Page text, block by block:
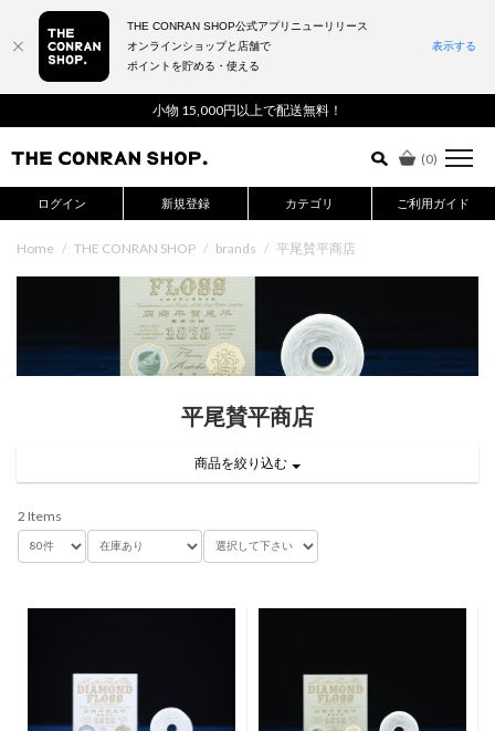
小物 15,000円以上で配送無料！
(0)
ログイン 新規登録 カテゴリ ご利用ガイド
詳細検索はこちら
Home / THE CONRAN SHOP / brands / 平尾賛平商店
平尾賛平商店
商品を絞り込む
2 Items
THE CONRAN SHOP公式アプリニューリリース
オンラインショップと店舗で
ポイントを貯める・使える
表示する